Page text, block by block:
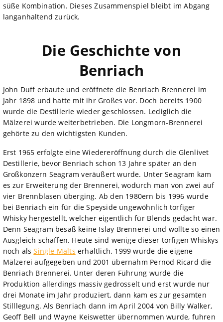
süße Kombination. Dieses Zusammenspiel bleibt im Abgang
langanhaltend zurück.
Die Geschichte von
Benriach
John Duff erbaute und eröffnete die Benriach Brennerei im
Jahr 1898 und hatte mit ihr Großes vor. Doch bereits 1900
wurde die Destillerie wieder geschlossen. Lediglich die
Mälzerei wurde weiterbetrieben. Die Longmorn-Brennerei
gehörte zu den wichtigsten Kunden.
Erst 1965 erfolgte eine Wiedereröffnung durch die Glenlivet
Destillerie, bevor Benriach schon 13 Jahre später an den
Großkonzern Seagram veräußert wurde. Unter Seagram kam
es zur Erweiterung der Brennerei, wodurch man von zwei auf
vier Brennblasen überging. Ab den 1980ern bis 1996 wurde
bei Benriach ein für die Speyside ungewöhnlich torfiger
Whisky hergestellt, welcher eigentlich für Blends gedacht war.
Denn Seagram besaß keine Islay Brennerei und wollte so einen
Ausgleich schaffen. Heute sind wenige dieser torfigen Whiskys
noch alsSingle Malts erhältlich. 1999 wurde die eigene
Mälzerei aufgegeben und 2001 übernahm Pernod Ricard die
Benriach Brennerei. Unter deren Führung wurde die
Produktion allerdings massiv gedrosselt und erst wurde nur
drei Monate im Jahr produziert, dann kam es zur gesamten
Stilllegung. Als Benriach dann im April 2004 von Billy Walker,
Geoff Bell und Wayne Keiswetter übernommen wurde, fuhren